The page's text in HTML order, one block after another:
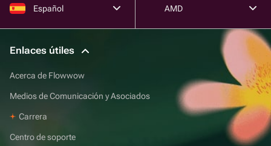
Español AMD
Enlaces útiles
Acerca de Flowwow
Medios de Comunicación y Asociados
Carrera
Centro de soporte